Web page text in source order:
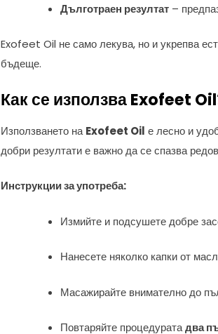
Дълготраен резултат –
Exofeet Oil не само лекува, но и укрепва
бъдеще.
Как се използва Exofeet
Използването наExofeet Oil е лесно и
добри резултати е важно да се спазва
Инструкции за употреба:
Измийте и подсушете добре
Нанесете няколко капки от
Масажирайте внимателно до
Повтаряйте процедуратадва